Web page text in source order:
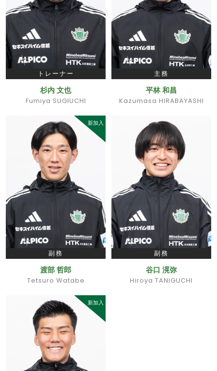
トレーナー
杉内 文也
Fumiya SUGIUCHI
主務
平林 和昌
Kazumasa HIRABAYASHI
新加入
副務
渡部 哲郎
Tetsuro Watabe
副務
谷口 滉弥
Hiroya TANIGUCHI
新加入